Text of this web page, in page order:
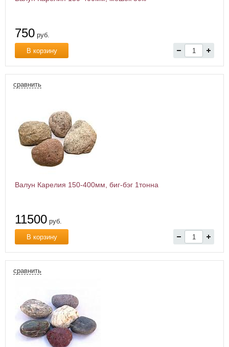
750 руб.
В корзину
сравнить
Валун Карелия 150-400мм, биг-бэг 1тонна
11500 руб.
В корзину
сравнить